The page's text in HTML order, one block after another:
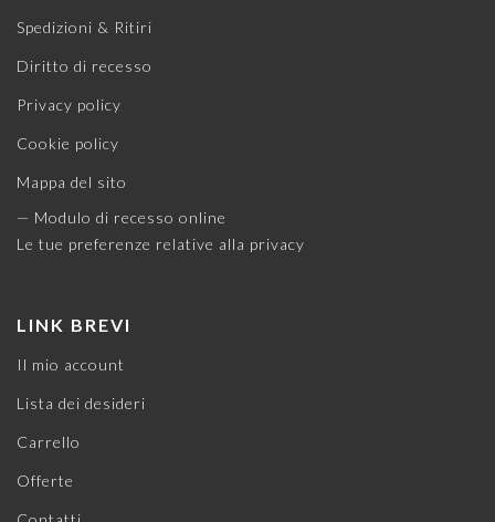
Spedizioni & Ritiri
Diritto di recesso
Privacy policy
Cookie policy
Mappa del sito
— Modulo di recesso online
Le tue preferenze relative alla privacy
LINK BREVI
Il mio account
Lista dei desideri
Carrello
Offerte